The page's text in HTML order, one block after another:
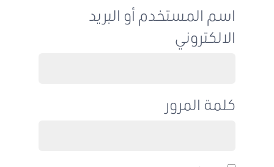
اسم المستخدم أو البريد
الالكتروني
كلمة المرور